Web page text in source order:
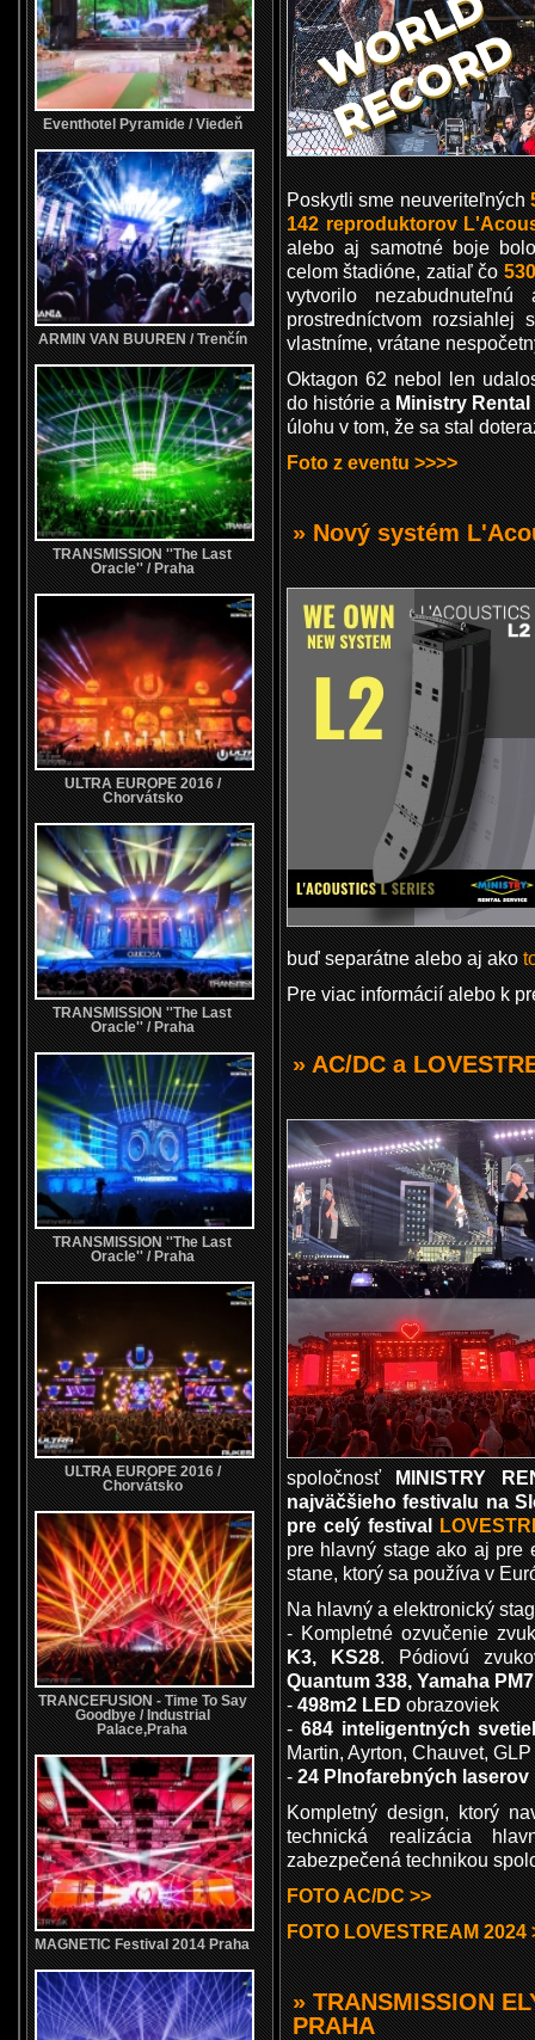
Eventhotel Pyramide / Viedeň
ARMIN VAN BUUREN / Trenčín
TRANSMISSION ''The Last
Oracle'' / Praha
ULTRA EUROPE 2016 /
Chorvátsko
TRANSMISSION ''The Last
Oracle'' / Praha
TRANSMISSION ''The Last
Oracle'' / Praha
ULTRA EUROPE 2016 /
Chorvátsko
TRANCEFUSION - Time To Say
Goodbye / Industrial
Palace,Praha
MAGNETIC Festival 2014 Praha
Poskytli sme neuveriteľných
142 reproduktorov
alebo aj samotné boje
celom štadióne, zatiaľ čo
vytvorilo
prostredníctvom rozsiahlej
vlastníme, vrátane
Oktagon 62 nebol len
do histórie aMinistry
úlohu v tom, že sa stal
Foto z eventu >>>>
» Nový systém
buď separátne alebo aj ako
Pre viac informácií alebo k
» AC/DC a
spoločnosťMINISTRY
najväčšieho festivalu na
pre celý festival
pre hlavný stage ako aj pre
stane, ktorý sa používa v
Na hlavný a elektronický
- Kompletné ozvučenie
K3, KS28. Pódiovú
Quantum 338, Yamaha
-498m2 LEDobrazoviek
-684 inteligentných
Martin, Ayrton, Chauvet, GLP
-24 Plnofarebných laserov
Kompletný design, ktorý
technická realizácia
zabezpečená technikou
FOTO AC/DC >>
FOTO LOVESTREAM 2024
» TRANSMISSION
PRAHA